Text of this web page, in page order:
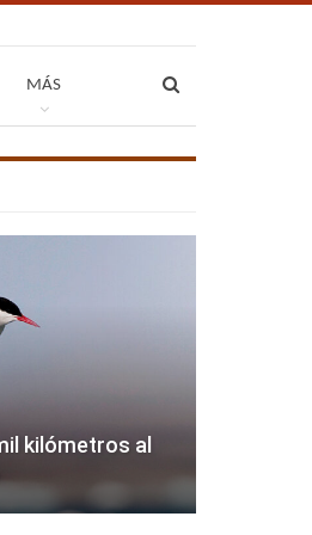
MÁS
kilómetros al